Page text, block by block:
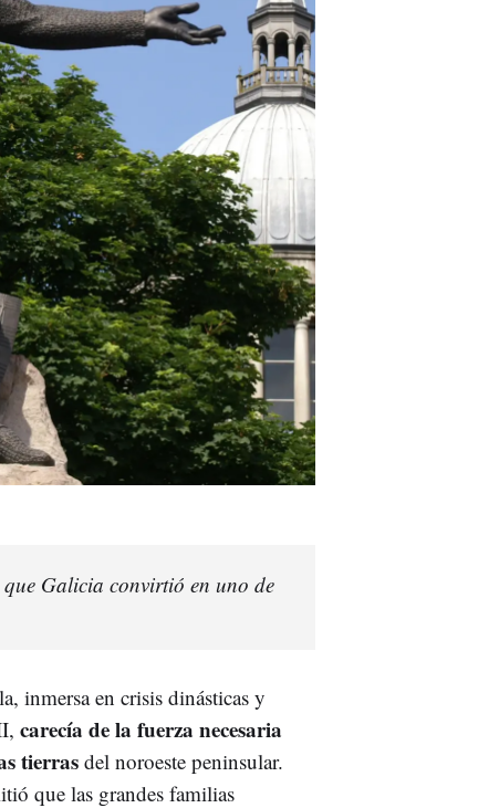
Galicia convirtió en uno de
inmersa en crisis dinásticas y
carecía de la fuerza necesaria
tierras del noroeste peninsular.
que las grandes familias